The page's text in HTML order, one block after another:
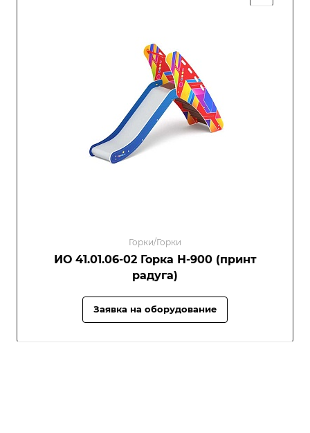
Горки/Горки
ИО 41.01.06-02 Горка Н-900 (принт
радуга)
Заявка на оборудование